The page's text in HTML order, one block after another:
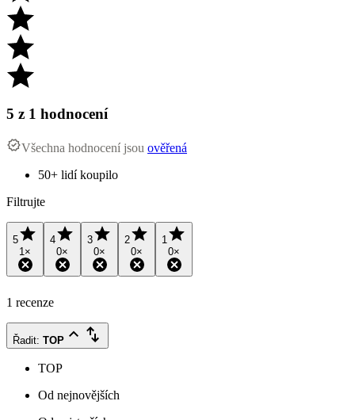
5 z 1 hodnocení
Všechna hodnocení jsou ověřená
50+ lidí koupilo
Filtrujte
5
1×
4
0×
3
0×
2
0×
1
0×
1 recenze
Řadit: TOP
TOP
Od nejnovějších